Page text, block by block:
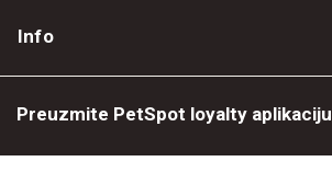
Info
Preuzmite PetSpot loyalty aplikaciju